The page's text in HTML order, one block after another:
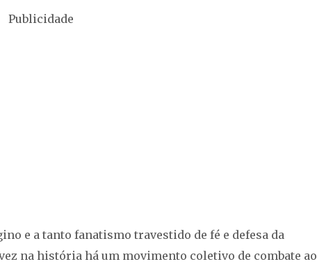
Publicidade
e a tanto fanatismo travestido de fé e defesa da
na história há um movimento coletivo de combate ao